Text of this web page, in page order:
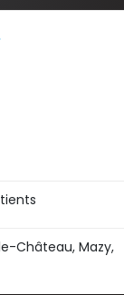
Château, Mazy,